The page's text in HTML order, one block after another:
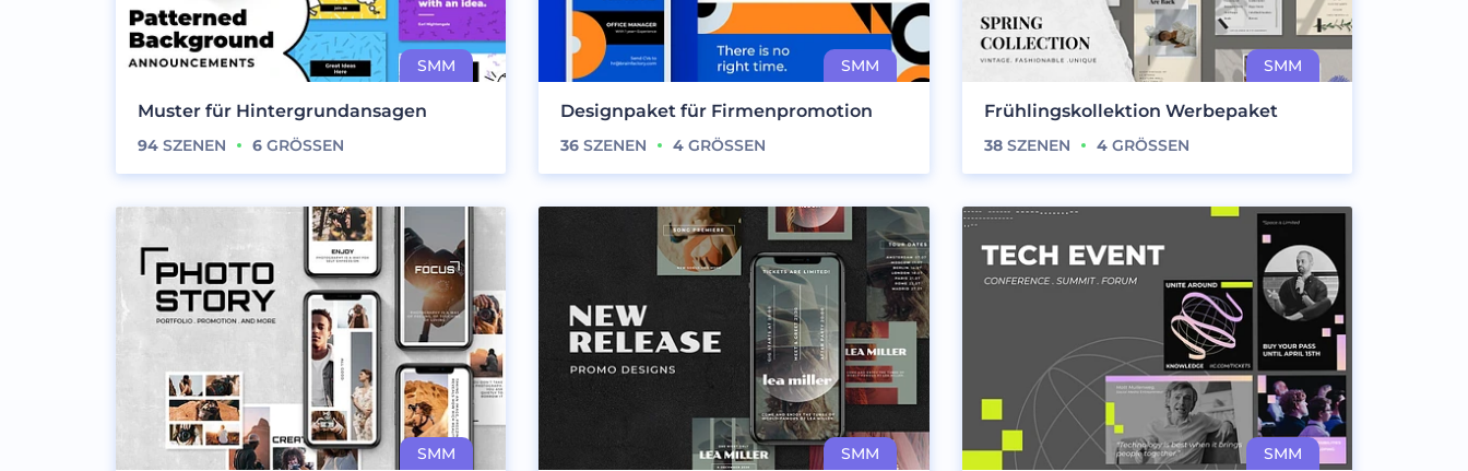
Muster für Hintergrundansagen
94 SZENEN 6 GRÖSSEN
Designpaket für Firmenpromotion
36 SZENEN 4 GRÖSSEN
Frühlingskollektion Werbepaket
38SZENEN 4GRÖSSEN